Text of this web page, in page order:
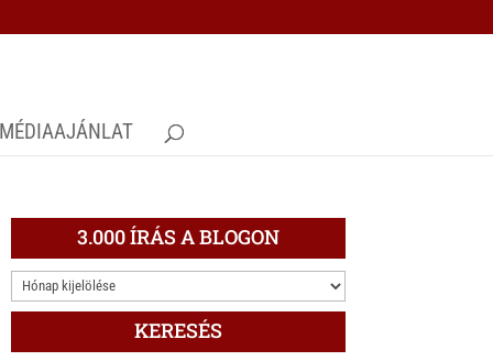
MÉDIAAJÁNLAT
3.000 ÍRÁS A BLOGON
3.000
ÍRÁS
KERESÉS